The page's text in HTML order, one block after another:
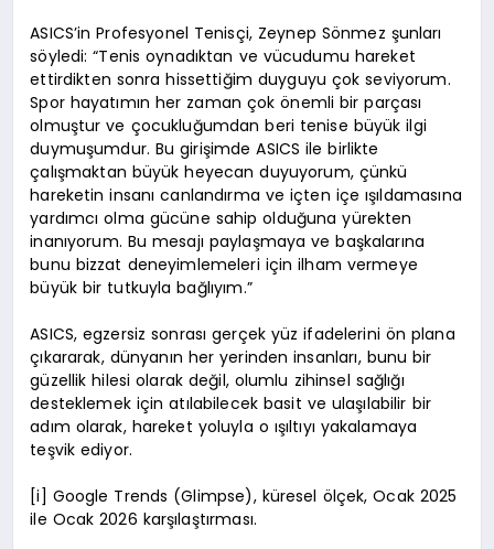
ASICS’in Profesyonel Tenisçi, Zeynep Sönmez şunları
söyledi: “Tenis oynadıktan ve vücudumu hareket
ettirdikten sonra hissettiğim duyguyu çok seviyorum.
Spor hayatımın her zaman çok önemli bir parçası
olmuştur ve çocukluğumdan beri tenise büyük ilgi
duymuşumdur. Bu girişimde ASICS ile birlikte
çalışmaktan büyük heyecan duyuyorum, çünkü
hareketin insanı canlandırma ve içten içe ışıldamasına
yardımcı olma gücüne sahip olduğuna yürekten
inanıyorum. Bu mesajı paylaşmaya ve başkalarına
bunu bizzat deneyimlemeleri için ilham vermeye
büyük bir tutkuyla bağlıyım.”
ASICS, egzersiz sonrası gerçek yüz ifadelerini ön plana
çıkararak, dünyanın her yerinden insanları, bunu bir
güzellik hilesi olarak değil, olumlu zihinsel sağlığı
desteklemek için atılabilecek basit ve ulaşılabilir bir
adım olarak, hareket yoluyla o ışıltıyı yakalamaya
teşvik ediyor.
[i] Google Trends (Glimpse), küresel ölçek, Ocak 2025
ile Ocak 2026 karşılaştırması.